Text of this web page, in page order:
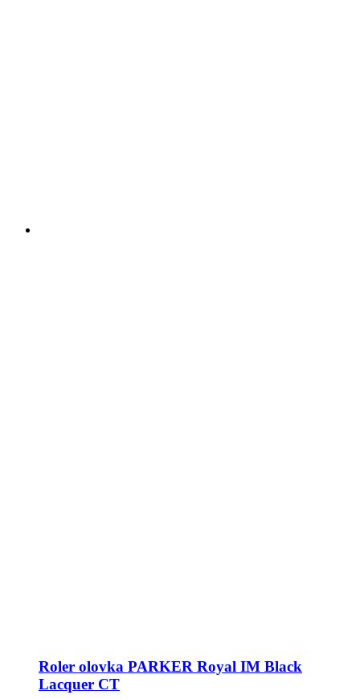
Roler olovka PARKER Royal IM Black
Lacquer CT